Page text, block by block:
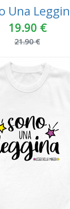
Una
19.90 €
21.90 €